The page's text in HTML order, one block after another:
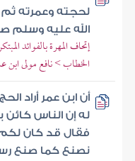
لحجته وعمرته
الله عليه وسلم
إتحاف المهرة بالفوائد
الخطاب > نافع مولى ابن
أن ابن عمر أراد
له إن الناس
فقال قد كان
نصنع كما صنع